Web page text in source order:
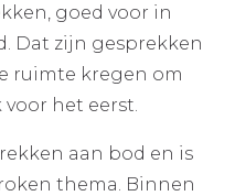
goed voor in
Dat zijn gesprekken
ruimte kregen om
voor het eerst.
aan bod en is
thema. Binnen